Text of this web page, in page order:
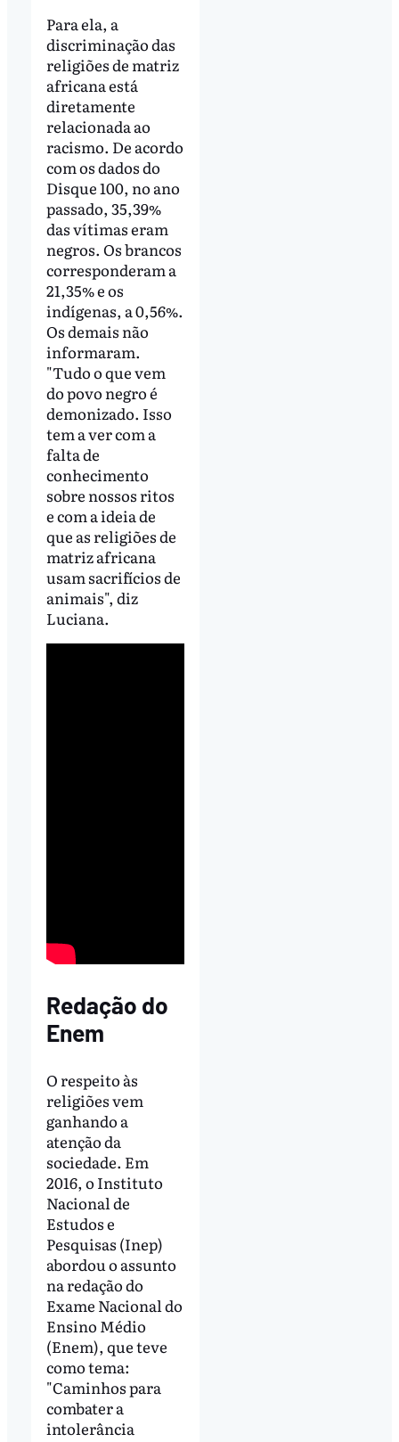
Para ela, a
discriminação das
religiões de matriz
africana está
diretamente
relacionada ao
racismo. De acordo
com os dados do
Disque 100, no ano
passado, 35,39%
das vítimas eram
negros. Os brancos
corresponderam a
21,35% e os
indígenas, a 0,56%.
Os demais não
informaram.
"Tudo o que vem
do povo negro é
demonizado. Isso
tem a ver com a
falta de
conhecimento
sobre nossos ritos
e com a ideia de
que as religiões de
matriz africana
usam sacrifícios de
animais", diz
Luciana.
Redação do
Enem
O respeito às
religiões vem
ganhando a
atenção da
sociedade. Em
2016, o Instituto
Nacional de
Estudos e
Pesquisas (Inep)
abordou o assunto
na redação do
Exame Nacional do
Ensino Médio
(Enem), que teve
como tema:
"Caminhos para
combater a
intolerância